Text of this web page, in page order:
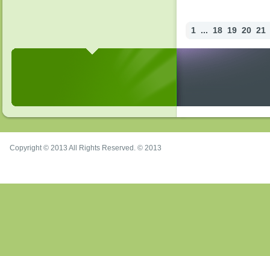
1 ... 18 19 20 21
Copyright © 2013 All Rights Reserved. © 2013